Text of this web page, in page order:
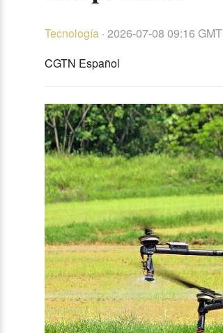
Tecnología · 2026-07-08 09:16 GMT
CGTN Español